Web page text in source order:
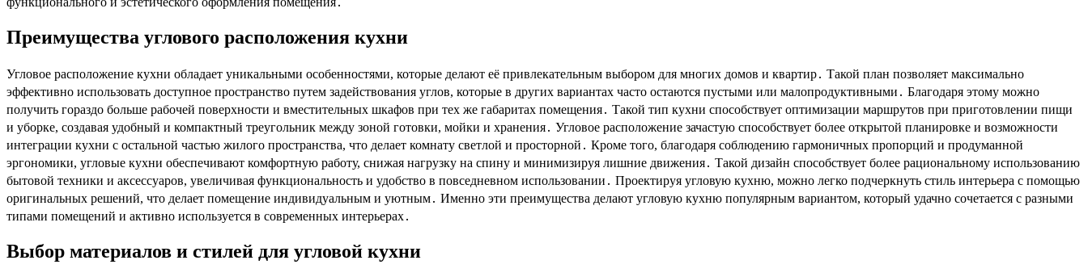
Преимущества углового расположения кухни
Угловое расположение кухни обладает уникальными особенностями, которые делают её привлекательным выбором для многих домов и квартир․ Такой план позволяет максимально
эффективно использовать доступное пространство путем задействования углов, которые в других вариантах часто остаются пустыми или малопродуктивными․ Благодаря этому можно
получить гораздо больше рабочей поверхности и вместительных шкафов при тех же габаритах помещения․ Такой тип кухни способствует оптимизации маршрутов при приготовлении пищи
и уборке, создавая удобный и компактный треугольник между зоной готовки, мойки и хранения․ Угловое расположение зачастую способствует более открытой планировке и возможности
интеграции кухни с остальной частью жилого пространства, что делает комнату светлой и просторной․ Кроме того, благодаря соблюдению гармоничных пропорций и продуманной
эргономики, угловые кухни обеспечивают комфортную работу, снижая нагрузку на спину и минимизируя лишние движения․ Такой дизайн способствует более рациональному использованию
бытовой техники и аксессуаров, увеличивая функциональность и удобство в повседневном использовании․ Проектируя угловую кухню, можно легко подчеркнуть стиль интерьера с помощью
оригинальных решений, что делает помещение индивидуальным и уютным․ Именно эти преимущества делают угловую кухню популярным вариантом, который удачно сочетается с разными
типами помещений и активно используется в современных интерьерах․
Выбор материалов и стилей для угловой кухни